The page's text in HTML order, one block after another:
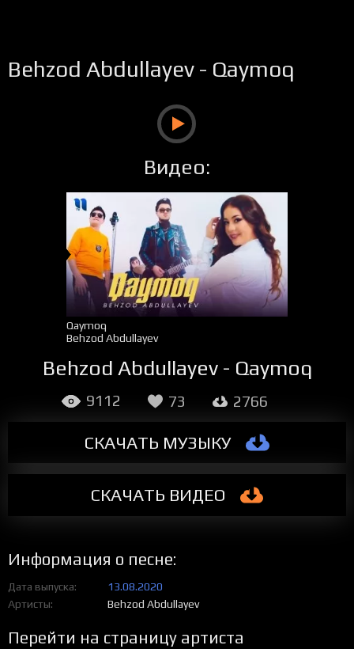
Behzod Abdullayev - Qaymoq
Видео:
Qaymoq
Behzod Abdullayev
Behzod Abdullayev - Qaymoq
СКАЧАТЬ МУЗЫКУ
СКАЧАТЬ ВИДЕО
9112 73 2766
Информация о песне:
Дата выпуска
13.08.2020
Артисты
Behzod Abdullayev
Перейти на страницу артиста